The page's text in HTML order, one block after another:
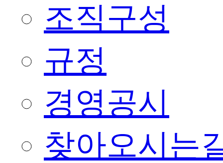
조직구성
규정
경영공시
찾아오시는